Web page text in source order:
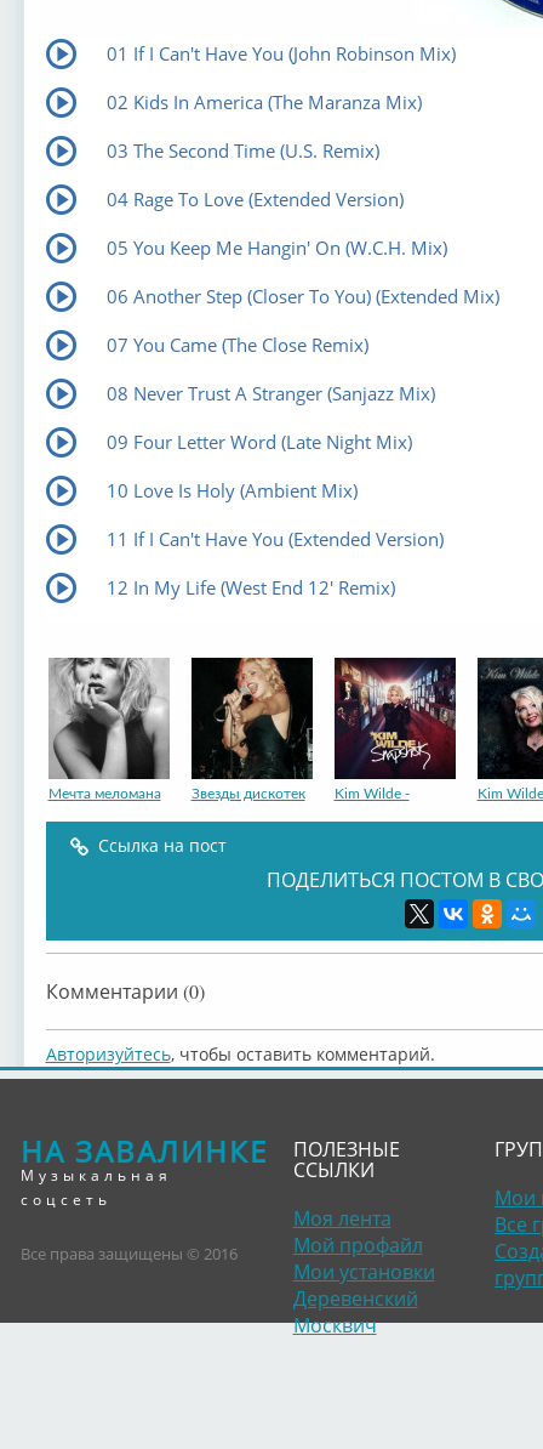
01 If I Can't Have You (John Robinson Mix)
02 Kids In America (The Maranza Mix)
03 The Second Time (U.S. Remix)
04 Rage To Love (Extended Version)
05 You Keep Me Hangin' On (W.C.H. Mix)
06 Another Step (Closer To You) (Extended Mix)
07 You Came (The Close Remix)
08 Never Trust A Stranger (Sanjazz Mix)
09 Four Letter Word (Late Night Mix)
10 Love Is Holy (Ambient Mix)
11 If I Can't Have You (Extended Version)
12 In My Life (West End 12' Remix)
Мечта меломана Звезды дискотек Kim Wilde - Kim
Ссылка на пост
ПОДЕЛИТЬСЯ ПОСТОМ В
Комментарии (0)
Авторизуйтесь, чтобы оставить комментарий.
НА ЗАВАЛИНКЕ
Музыкальная
соцсеть
Все права защищены © 2016
ПОЛЕЗНЫЕ
ССЫЛКИ
Моя лента
Мой профайл
Мои установки
Деревенский
Москвич
Мои
Все